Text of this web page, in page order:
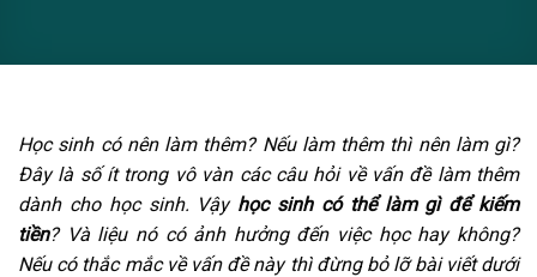
Học sinh có nên làm thêm? Nếu làm thêm thì nên làm gì?
Đây là số ít trong vô vàn các câu hỏi về vấn đề làm thêm
dành cho học sinh. Vậy học sinh có thể làm gì để kiếm
tiền? Và liệu nó có ảnh hưởng đến việc học hay không?
Nếu có thắc mắc về vấn đề này thì đừng bỏ lỡ bài viết dưới